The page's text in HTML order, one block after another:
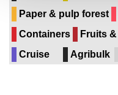
Paper & pulp forest
Containers
Fruits
Cruise
Agribulk